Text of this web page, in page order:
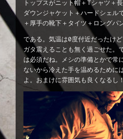
トップスがニット帽＋Tシャツ＋
ダウンジャケット＋ハードシェル
＋厚手の靴下＋タイツ＋ロングパ
である。気温は0度付近だったけ
ガタ震えることも無く過ごせた。
は必須だね。メシの準備とかで常
ないから冷えた手を温めるために
よ。おまけに雰囲気も良くなるし